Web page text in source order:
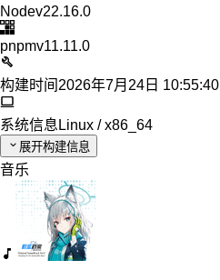
Nodev22.16.0
pnpmv11.11.0
构建时间 2026年7月24日 10:55:40
系统信息 Linux / x86_64
展开构建信息
音乐